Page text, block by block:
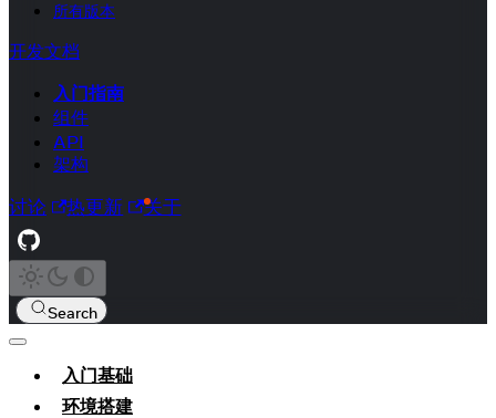
所有版本
开发文档
入门指南
组件
API
架构
讨论 热更新 关于
Search
入门基础
环境搭建